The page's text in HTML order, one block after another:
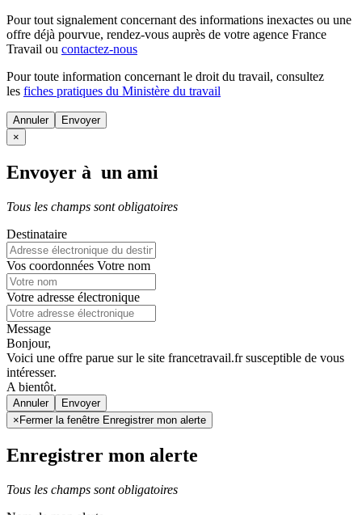
Pour tout signalement concernant des informations inexactes ou une
offre déjà pourvue, rendez-vous auprès de votre agence France
Travail ou contactez-nous
Pour toute information concernant le droit du travail, consultez
les fiches pratiques du Ministère du travail
Annuler
×
Envoyer à un ami
Tous les champs sont obligatoires
Destinataire
Vos coordonnées Votre nom
Votre adresse électronique
Message
Bonjour,
Voici une offre parue sur le site francetravail.fr susceptible de vous
intéresser.
A bientôt.
Annuler
× Fermer la fenêtre Enregistrer mon alerte
Enregistrer mon alerte
Tous les champs sont obligatoires